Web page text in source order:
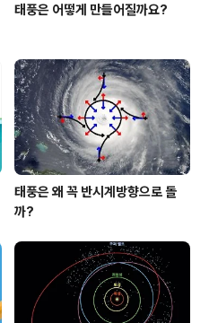
태풍은 어떻게 만들어질까요?
태풍은 왜 꼭 반시계방향으로 돌
까?